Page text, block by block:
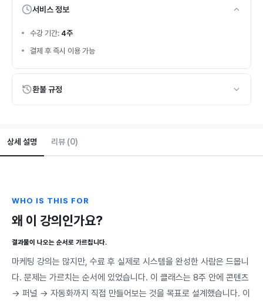
상세 설명 리뷰 (0)
WHO IS THIS FOR
왜 이 강의인가요?
결과물이 나오는 순서로 가르칩니다.
마케팅 강의는 많지만, 수료 후 실제로 시스템을 완성한 사람은 드뭅니
다. 문제는 가르치는 순서에 있었습니다. 이 클래스는 8주 안에 콘텐츠
→ 퍼널 → 자동화까지 직접 만들어보는 것을 목표로 설계했습니다. 이
서비스 정보
수강 기간: 4주
결제 후 즉시 이용 가능
환불 규정